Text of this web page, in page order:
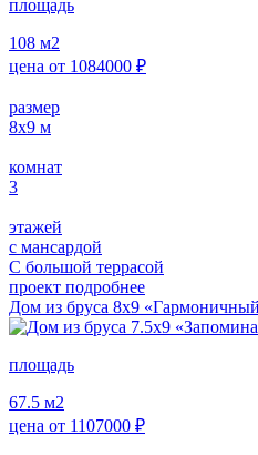
площадь
108 м2
цена от 1084000 ₽
размер
8x9 м
комнат
3
этажей
с мансардой
С большой террасой
проект подробнее
Дом из бруса 8х9
площадь
67.5 м2
цена от 1107000 ₽